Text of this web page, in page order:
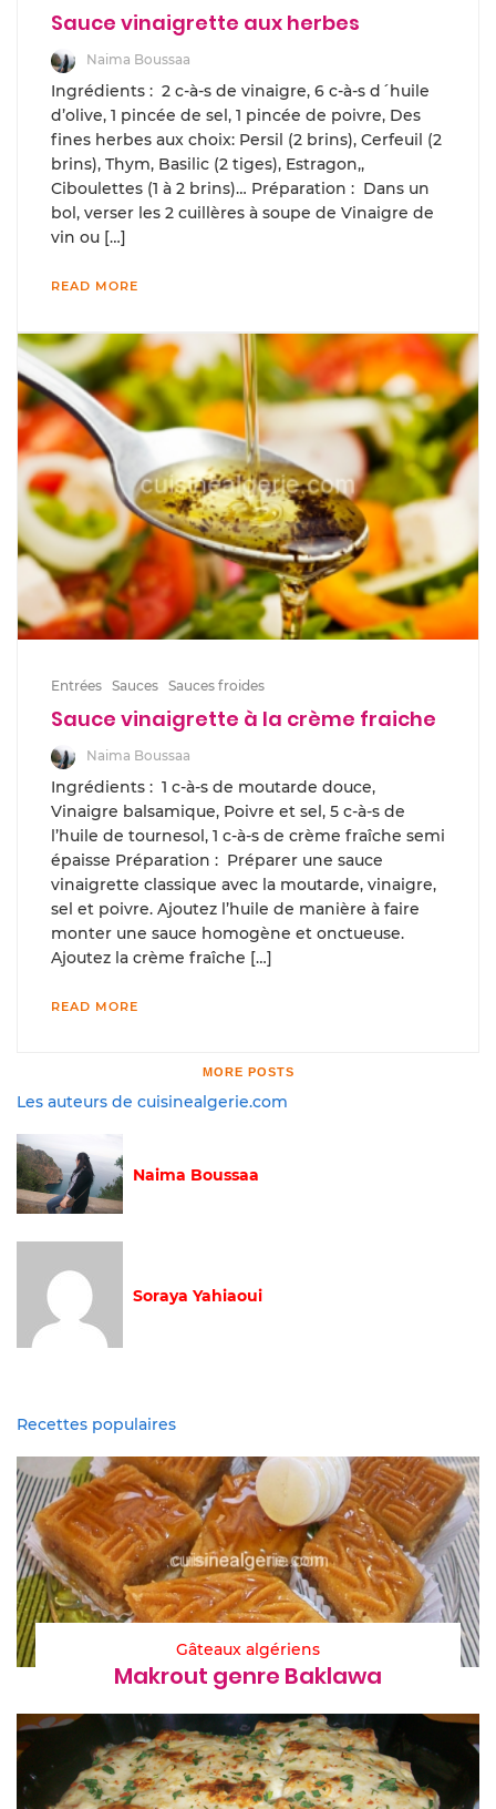
Sauce vinaigrette aux herbes
Naima Boussaa
Ingrédients : 2 c-à-s de vinaigre, 6 c-à-s d´huile
d’olive, 1 pincée de sel, 1 pincée de poivre, Des
fines herbes aux choix: Persil (2 brins), Cerfeuil (2
brins), Thym, Basilic (2 tiges), Estragon,,
Ciboulettes (1 à 2 brins)… Préparation : Dans un
bol, verser les 2 cuillères à soupe de Vinaigre de
vin ou […]
READ MORE
Entrées Sauces Sauces froides
Sauce vinaigrette à la crème fraiche
Naima Boussaa
Ingrédients : 1 c-à-s de moutarde douce,
Vinaigre balsamique, Poivre et sel, 5 c-à-s de
l’huile de tournesol, 1 c-à-s de crème fraîche semi
épaisse Préparation : Préparer une sauce
vinaigrette classique avec la moutarde, vinaigre,
sel et poivre. Ajoutez l’huile de manière à faire
monter une sauce homogène et onctueuse.
Ajoutez la crème fraîche […]
READ MORE
MORE POSTS
Les auteurs de cuisinealgerie.com
Naima Boussaa
Soraya Yahiaoui
Recettes populaires
Gâteaux algériens
Makrout genre Baklawa